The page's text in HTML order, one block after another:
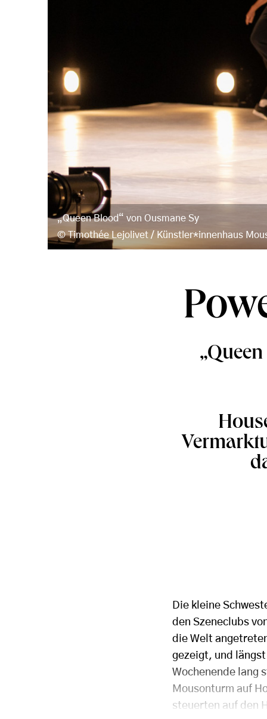
„Queen Blood“ von Ousmane Sy
Timothée Lejolivet / Künstler*innenhaus
Die kleine
den Szeneclubs
die Welt
gezeigt, und
Wochenende lang
Mousonturm auf
steuerten auf den